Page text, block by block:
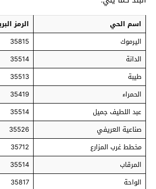
اسم الحي
الرمز
اليرموك
35815
الدانة
35514
طيبة
35513
الحمراء
35419
عبد اللطيف جميل
35514
صناعية العريفي
35526
مخطط غرب المزارع
35712
المرقاب
35514
الواحة
35817